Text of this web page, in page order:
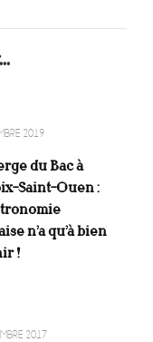
2019
du Bac à
Saint-Ouen :
n’a qu’à bien
!
2017